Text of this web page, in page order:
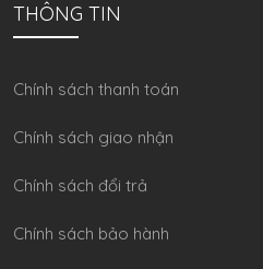
THÔNG TIN
Chính sách thanh toán
Chính sách giao nhận
Chính sách đổi trả
Chính sách bảo hành